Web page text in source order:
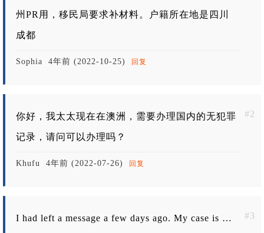
州PR用，移民局要求补材料。户籍所在地是四川
成都
Sophia 4年前 (2022-10-25) 回复
#2
你好，我太太现在在澳洲，需要办理国内的无犯罪
记录，请问可以办理吗？
Khufu 4年前 (2022-07-26) 回复
#3
I had left a message a few days ago. My case is …